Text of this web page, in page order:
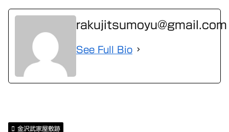
rakujitsumoyu@gmail.com
See Full Bio
金沢武家屋敷跡